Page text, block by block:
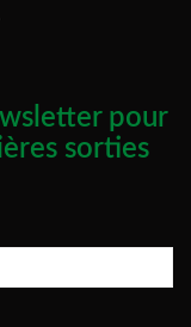
pour
sorties